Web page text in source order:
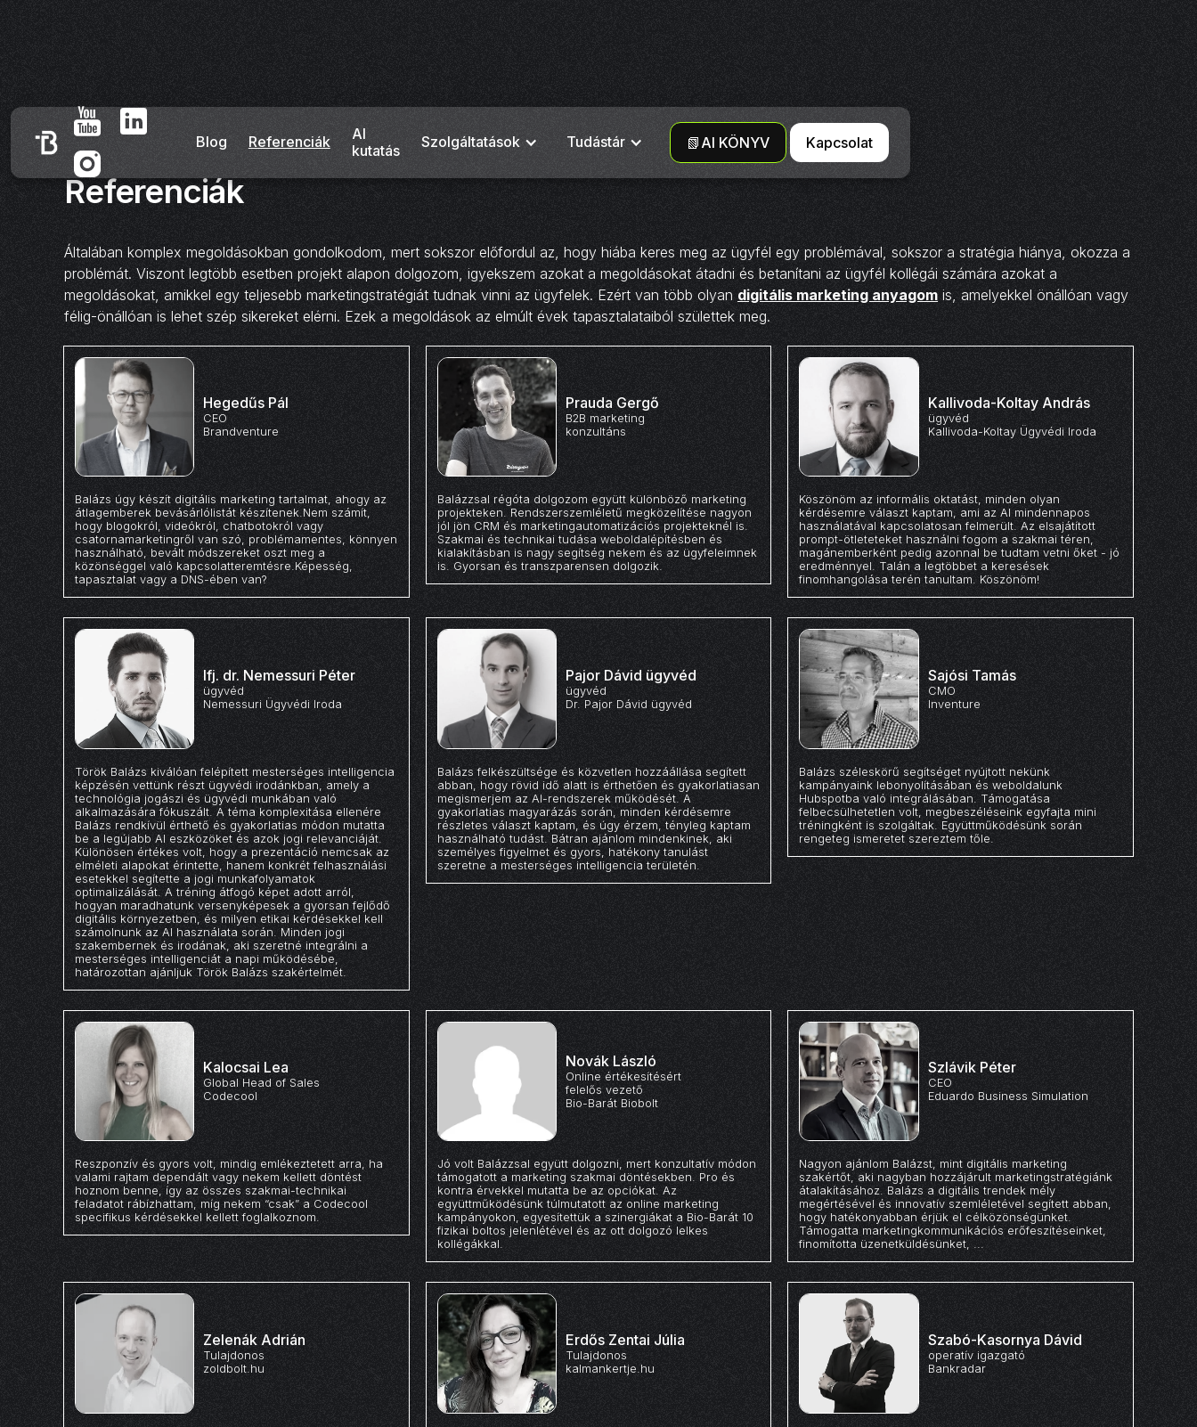
Blog Referenciák
AI
kutatás
Szolgáltatások Tudástár 📗AI KÖNYV Kapcsolat
Referenciák
Általában komplex megoldásokban gondolkodom, mert sokszor előfordul az, hogy hiába keres meg az ügyfél egy problémával, sokszor a stratégia hiánya, okozza a
problémát. Viszont legtöbb esetben projekt alapon dolgozom, igyekszem azokat a megoldásokat átadni és betanítani az ügyfél kollégái számára azokat a
megoldásokat, amikkel egy teljesebb marketingstratégiát tudnak vinni az ügyfelek. Ezért van több olyan digitális marketing anyagom is, amelyekkel önállóan vagy
félig-önállóan is lehet szép sikereket elérni. Ezek a megoldások az elmúlt évek tapasztalataiból születtek meg.
Hegedűs Pál
CEO
Brandventure
Balázs úgy készít digitális marketing tartalmat, ahogy az
átlagemberek bevásárlólistát készítenek.Nem számít,
hogy blogokról, videókról, chatbotokról vagy
csatornamarketingről van szó, problémamentes, könnyen
használható, bevált módszereket oszt meg a
közönséggel való kapcsolatteremtésre.Képesség,
tapasztalat vagy a DNS-ében van?
Prauda Gergő
B2B marketing
konzultáns
Balázzsal régóta dolgozom együtt különböző marketing
projekteken. Rendszerszemléletű megközelítése nagyon
jól jön CRM és marketingautomatizációs projekteknél is.
Szakmai és technikai tudása weboldalépítésben és
kialakításban is nagy segítség nekem és az ügyfeleimnek
is. Gyorsan és transzparensen dolgozik.
Kallivoda-Koltay András
ügyvéd
Kallivoda-Koltay Ügyvédi Iroda
Köszönöm az informális oktatást, minden olyan
kérdésemre választ kaptam, ami az AI mindennapos
használatával kapcsolatosan felmerült. Az elsajátított
prompt-ötleteteket használni fogom a szakmai téren,
magánemberként pedig azonnal be tudtam vetni őket - jó
eredménnyel. Talán a legtöbbet a keresések
finomhangolása terén tanultam. Köszönöm!
Ifj. dr. Nemessuri Péter
ügyvéd
Nemessuri Ügyvédi Iroda
Török Balázs kiválóan felépített mesterséges intelligencia
képzésén vettünk részt ügyvédi irodánkban, amely a
technológia jogászi és ügyvédi munkában való
alkalmazására fókuszált. A téma komplexitása ellenére
Balázs rendkívül érthető és gyakorlatias módon mutatta
be a legújabb AI eszközöket és azok jogi relevanciáját.
Különösen értékes volt, hogy a prezentáció nemcsak az
elméleti alapokat érintette, hanem konkrét felhasználási
esetekkel segítette a jogi munkafolyamatok
optimalizálását. A tréning átfogó képet adott arról,
hogyan maradhatunk versenyképesek a gyorsan fejlődő
digitális környezetben, és milyen etikai kérdésekkel kell
számolnunk az AI használata során. Minden jogi
szakembernek és irodának, aki szeretné integrálni a
mesterséges intelligenciát a napi működésébe,
határozottan ajánljuk Török Balázs szakértelmét.
Pajor Dávid ügyvéd
ügyvéd
Dr. Pajor Dávid ügyvéd
Balázs felkészültsége és közvetlen hozzáállása segített
abban, hogy rövid idő alatt is érthetően és gyakorlatiasan
megismerjem az AI-rendszerek működését. A
gyakorlatias magyarázás során, minden kérdésemre
részletes választ kaptam, és úgy érzem, tényleg kaptam
használható tudást. Bátran ajánlom mindenkinek, aki
személyes figyelmet és gyors, hatékony tanulást
szeretne a mesterséges intelligencia területén.
Sajósi Tamás
CMO
Inventure
Balázs széleskörű segítséget nyújtott nekünk
kampányaink lebonyolításában és weboldalunk
Hubspotba való integrálásában. Támogatása
felbecsülhetetlen volt, megbeszéléseink egyfajta mini
tréningként is szolgáltak. Együttműködésünk során
rengeteg ismeretet szereztem tőle.
Kalocsai Lea
Global Head of Sales
Codecool
Reszponzív és gyors volt, mindig emlékeztetett arra, ha
valami rajtam dependált vagy nekem kellett döntést
hoznom benne, így az összes szakmai-technikai
feladatot rábízhattam, míg nekem “csak” a Codecool
specifikus kérdésekkel kellett foglalkoznom.
Novák László
Online értékesítésért
felelős vezető
Bio-Barát Biobolt
Jó volt Balázzsal együtt dolgozni, mert konzultatív módon
támogatott a marketing szakmai döntésekben. Pro és
kontra érvekkel mutatta be az opciókat. Az
együttműködésünk túlmutatott az online marketing
kampányokon, egyesítettük a szinergiákat a Bio-Barát 10
fizikai boltos jelenlétével és az ott dolgozó lelkes
kollégákkal.
Szlávik Péter
CEO
Eduardo Business Simulation
Nagyon ajánlom Balázst, mint digitális marketing
szakértőt, aki nagyban hozzájárult marketingstratégiánk
átalakításához. Balázs a digitális trendek mély
megértésével és innovatív szemléletével segített abban,
hogy hatékonyabban érjük el célközönségünket.
Támogatta marketingkommunikációs erőfeszítéseinket,
finomította üzenetküldésünket, ...
Zelenák Adrián
Tulajdonos
zoldbolt.hu
Erdős Zentai Júlia
Tulajdonos
kalmankertje.hu
Szabó-Kasornya Dávid
operatív igazgató
Bankradar